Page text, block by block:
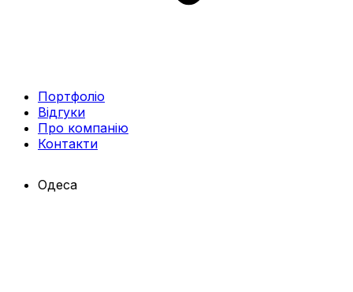
Портфоліо
Відгуки
Про компанію
Контакти
Одеса